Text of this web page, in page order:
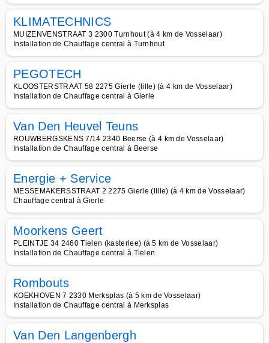
KLIMATECHNICS
MUIZENVENSTRAAT 3 2300 Turnhout (à 4 km de Vosselaar)
Installation de Chauffage central à Turnhout
PEGOTECH
KLOOSTERSTRAAT 58 2275 Gierle (lille) (à 4 km de Vosselaar)
Installation de Chauffage central à Gierle
Van Den Heuvel Teuns
ROUWBERGSKENS 7/14 2340 Beerse (à 4 km de Vosselaar)
Installation de Chauffage central à Beerse
Energie + Service
MESSEMAKERSSTRAAT 2 2275 Gierle (lille) (à 4 km de Vosselaar)
Chauffage central à Gierle
Moorkens Geert
PLEINTJE 34 2460 Tielen (kasterlee) (à 5 km de Vosselaar)
Installation de Chauffage central à Tielen
Rombouts
KOEKHOVEN 7 2330 Merksplas (à 5 km de Vosselaar)
Installation de Chauffage central à Merksplas
Van Den Langenbergh